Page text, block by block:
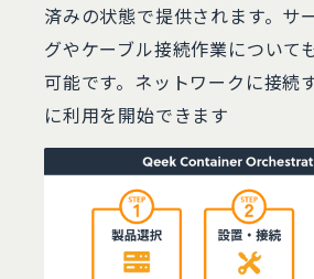
済みの状態で提供されます。サ
グやケーブル接続作業について
可能です。ネットワークに接続
に利用を開始できます